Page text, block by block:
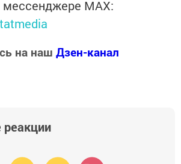
мессенджере MАХ:
на наш Дзен-канал
реакции